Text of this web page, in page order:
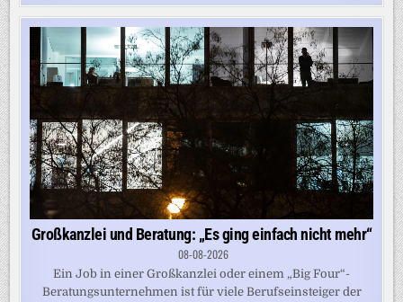
Großkanzlei und Beratung: „Es ging einfach nicht mehr“
08-08-2026
Ein Job in einer Großkanzlei oder einem „Big Four“-
Beratungsunternehmen ist für viele Berufseinsteiger der